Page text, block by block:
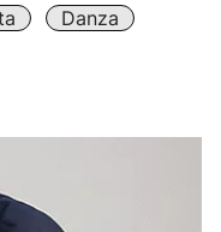
Danza